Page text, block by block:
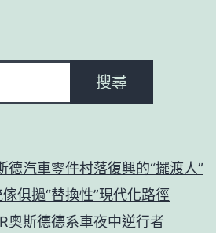
搜尋
德汽車零件村落復興的“擺渡人”
俱撾“替換性”現代化路徑
奧斯德德系車夜中逆行者